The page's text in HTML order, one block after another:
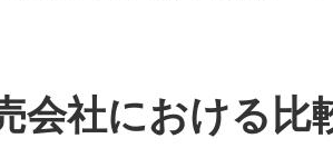
会社における比